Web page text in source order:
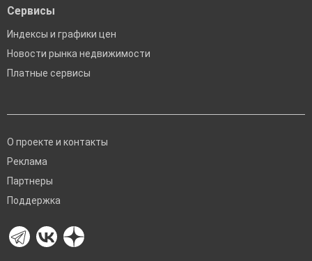
Сервисы
Индексы и графики цен
Новости рынка недвижимости
Платные сервисы
О проекте и контакты
Реклама
Партнеры
Поддержка